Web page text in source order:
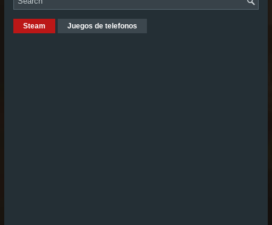
Steam Juegos de telefonos